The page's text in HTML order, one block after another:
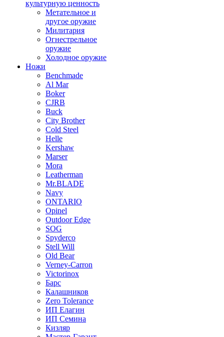
культурную ценность
Метательное и
другое оружие
Милитария
Огнестрельное
оружие
Холодное оружие
Ножи
Benchmade
Al Mar
Boker
CJRB
Buck
City Brother
Cold Steel
Helle
Kershaw
Marser
Mora
Leatherman
Mr.BLADE
Navy
ONTARIO
Opinel
Outdoor Edge
SOG
Spyderco
Stell Will
Old Bear
Verney-Carron
Victorinox
Барс
Калашников
Zero Tolerance
ИП Елагин
ИП Семина
Кизляр